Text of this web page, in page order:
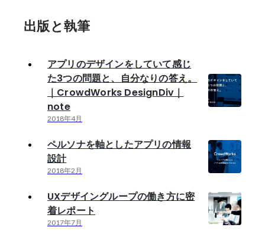
出版と執筆
アプリのデザインをしていて感じ
た3つの問題と、自分なりの答え。
｜CrowdWorks DesignDiv｜
note
2018年4月
ペルソナを軸としたアプリの情報
設計
2018年2月
UXデザイングループの働き方に密
着レポート
2017年7月